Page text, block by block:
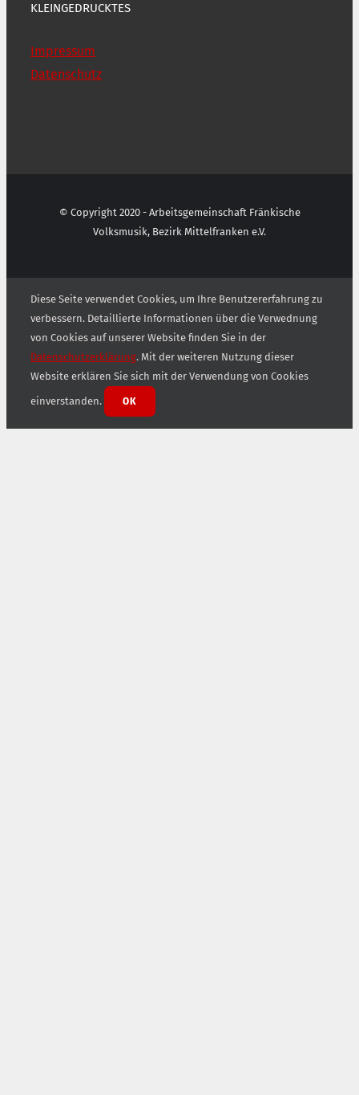
KLEINGEDRUCKTES
Impressum
Datenschutz
© Copyright 2020 - Arbeitsgemeinschaft Fränkische
Volksmusik, Bezirk Mittelfranken e.V.
Diese Seite verwendet Cookies, um Ihre Benutzererfahrung zu
verbessern. Detaillierte Informationen über die Verwednung
von Cookies auf unserer Website finden Sie in der
Datenschutzerklärung. Mit der weiteren Nutzung dieser
Website erklären Sie sich mit der Verwendung von Cookies
einverstanden. OK